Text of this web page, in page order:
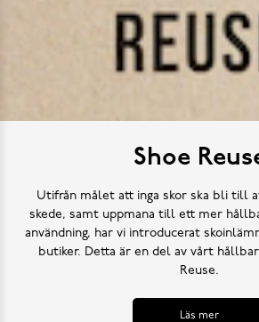
Shoe
Utifrån målet att inga skor ska bli till
skede, samt uppmana till ett mer
användning, har vi introducerat
butiker. Detta är en del av vårt
Reuse.
Läs mer